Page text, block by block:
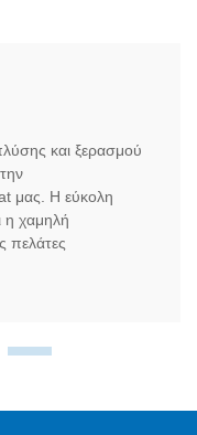
και ξερασμού
μας. Η εύκολη
η χαμηλή
πελάτες